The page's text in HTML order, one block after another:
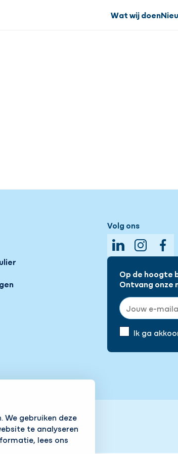
We gebruiken deze
te analyseren
lees ons
Wat wij doen
Volg ons
LinkedInInstagram
Op de hoogte
Ontvang onze
E-mailadres
Ik ga